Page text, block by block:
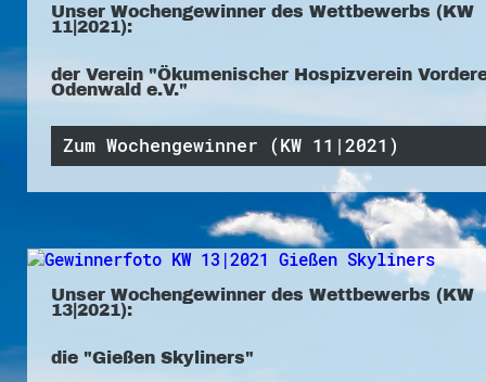
Unser Wochengewinner des Wettbewerbs (KW
11|2021):
der Verein "Ökumenischer Hospizverein
Odenwald e.V."
Zum Wochengewinner (KW 11|2021)
Unser Wochengewinner des Wettbewerbs (KW
13|2021):
die "Gießen Skyliners"